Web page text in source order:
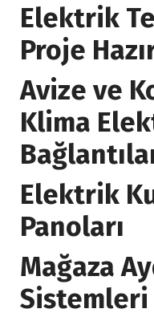
Elektrik
Proje
Avize ve
Klima
Elektrik
Panoları
Mağaza
Sistemleri